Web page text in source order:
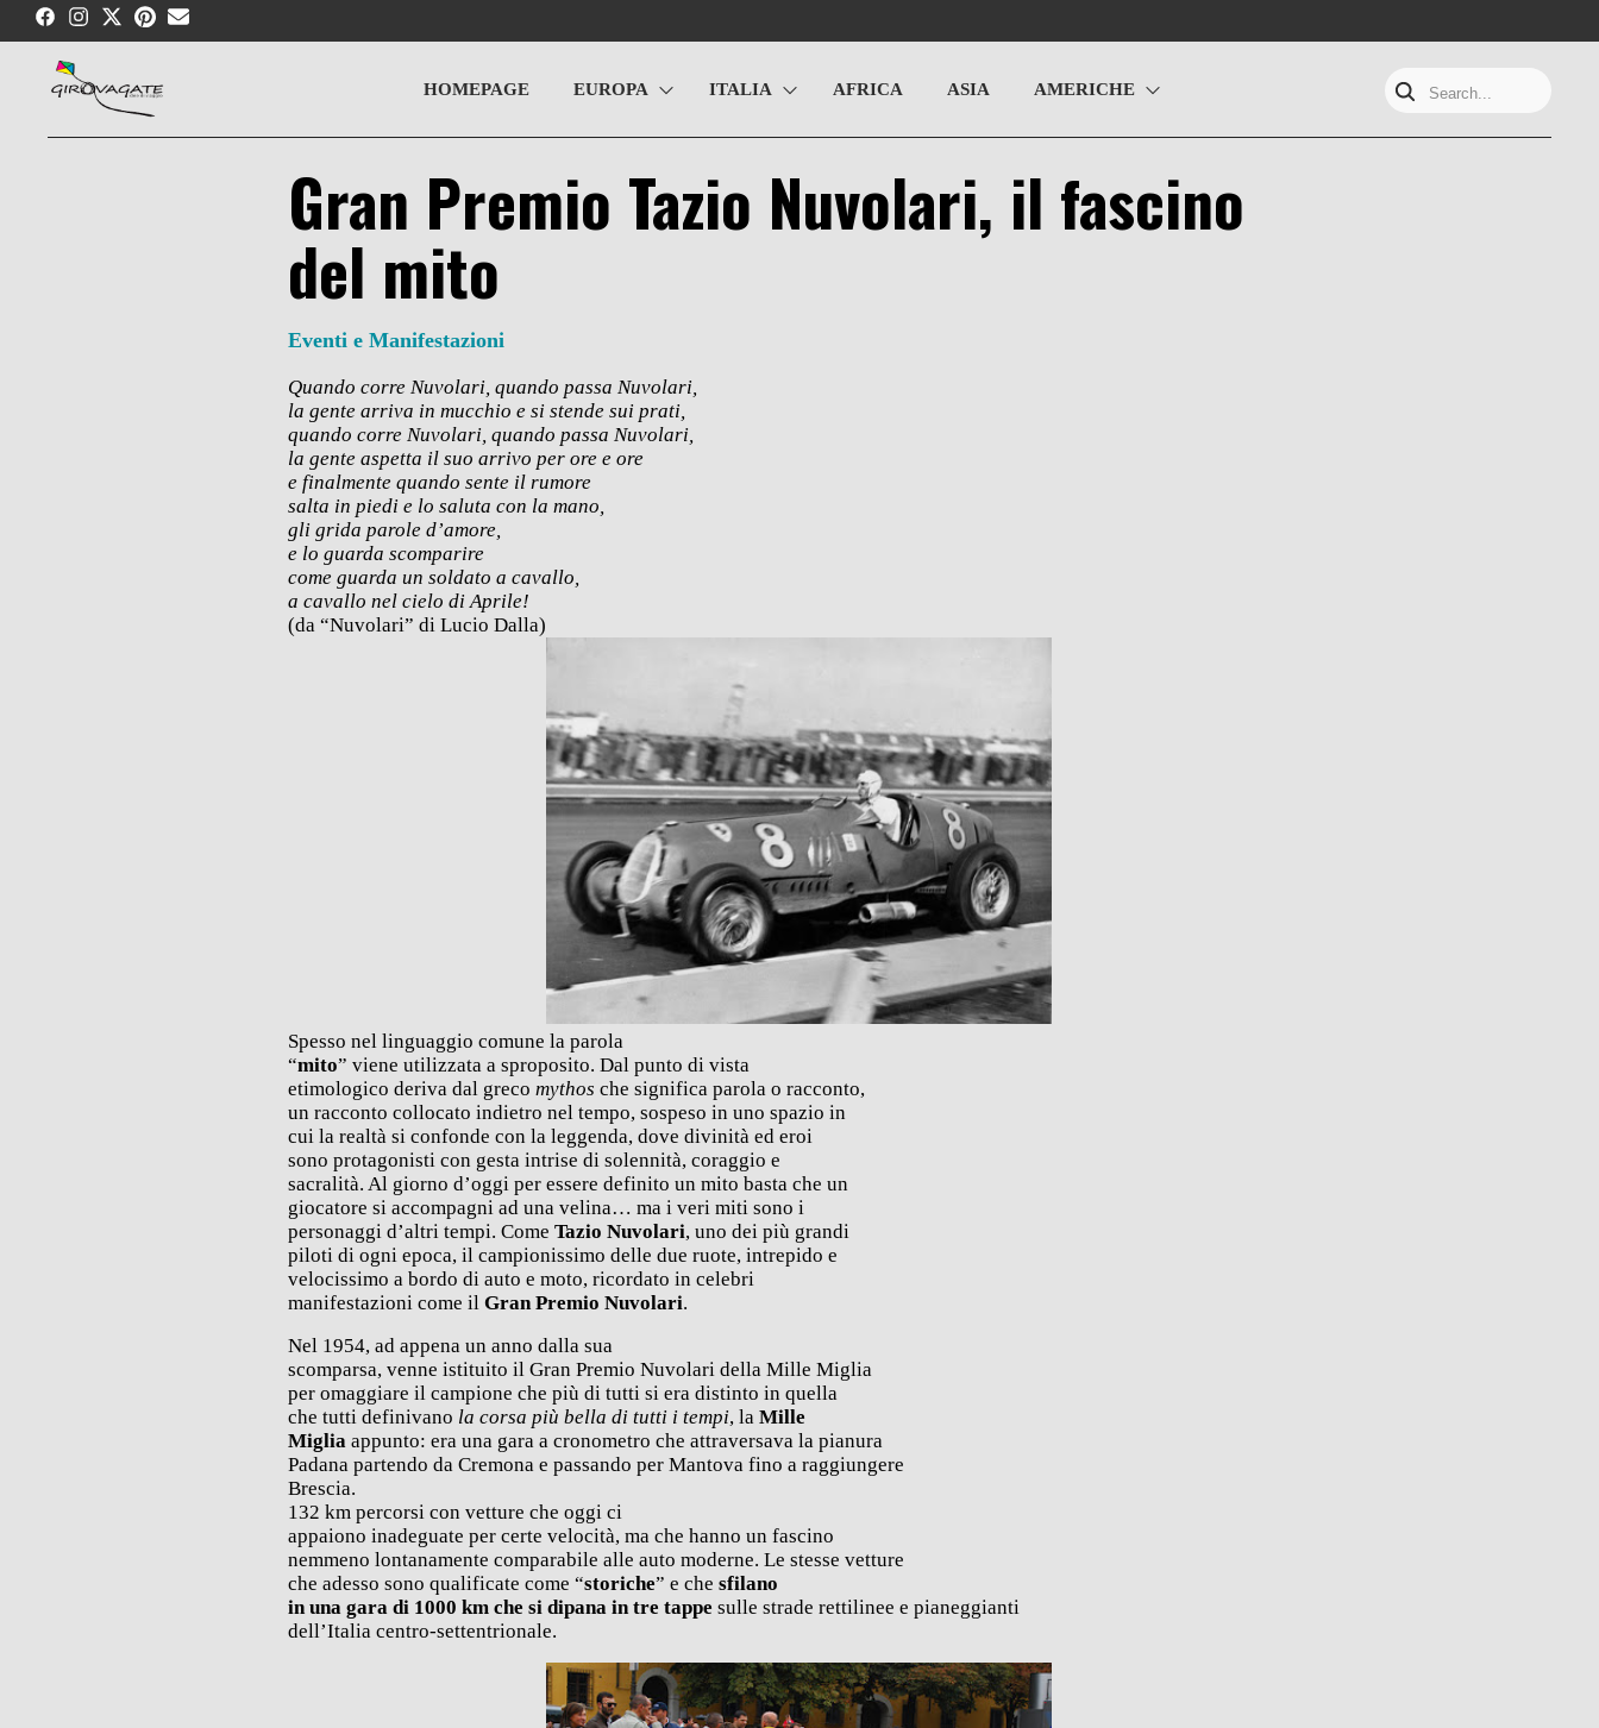
Skip
content
HOMEPAGE EUROPA ITALIA AFRICA ASIA AMERICHE
Search...
Gran Premio Tazio Nuvolari, il fascino
del mito
Eventi e Manifestazioni
Quando corre Nuvolari, quando passa Nuvolari,
la gente arriva in mucchio e si stende sui prati,
quando corre Nuvolari, quando passa Nuvolari,
la gente aspetta il suo arrivo per ore e ore
e finalmente quando sente il rumore
salta in piedi e lo saluta con la mano,
gli grida parole d’amore,
e lo guarda scomparire
come guarda un soldato a cavallo,
a cavallo nel cielo di Aprile!
(da “Nuvolari” di Lucio Dalla)
Spesso nel linguaggio comune la parola
“mito” viene utilizzata a sproposito. Dal punto di vista
etimologico deriva dal grecomythosche significa parola o racconto,
un racconto collocato indietro nel tempo, sospeso in uno spazio in
cui la realtà si confonde con la leggenda, dove divinità ed eroi
sono protagonisti con gesta intrise di solennità, coraggio e
sacralità. Al giorno d’oggi per essere definito un mito basta che un
giocatore si accompagni ad una velina… ma i veri miti sono i
personaggi d’altri tempi. ComeTazio Nuvolari, uno dei più grandi
piloti di ogni epoca, il campionissimo delle due ruote, intrepido e
velocissimo a bordo di auto e moto, ricordato in celebri
manifestazioni come ilGran Premio Nuvolari.
Nel 1954, ad appena un anno dalla sua
scomparsa, venne istituito il Gran Premio Nuvolari della Mille Miglia
per omaggiare il campione che più di tutti si era distinto in quella
che tutti definivano la corsa più bella di tutti i tempi, laMille
Miglia appunto: era una gara a cronometro che attraversava la pianura
Padana partendo da Cremona e passando per Mantova fino a raggiungere
Brescia.
132 km percorsi con vetture che oggi ci
appaiono inadeguate per certe velocità, ma che hanno un fascino
nemmeno lontanamente comparabile alle auto moderne. Le stesse vetture
che adesso sono qualificate come “storiche” e che sfilano
in una gara di 1000 km che si dipana in tre tappesulle strade rettilinee e pianeggianti
dell’Italia centro-settentrionale.